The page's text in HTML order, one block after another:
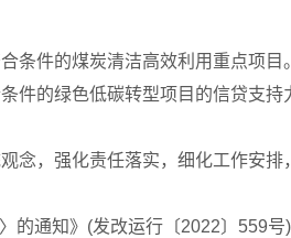
条件的煤炭清洁高效利用重点项目
件的绿色低碳转型项目的信贷支持
念，强化责任落实，细化工作安排
的通知》(发改运行〔2022〕559号